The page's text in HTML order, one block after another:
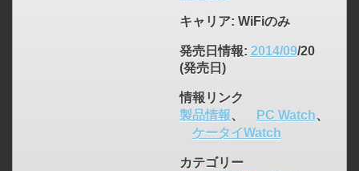
キャリア: WiFiのみ
発売日情報: 2014/09/20
(発売日)
情報リンク
製品情報、 PC Watch、
ケータイWatch
カテゴリー